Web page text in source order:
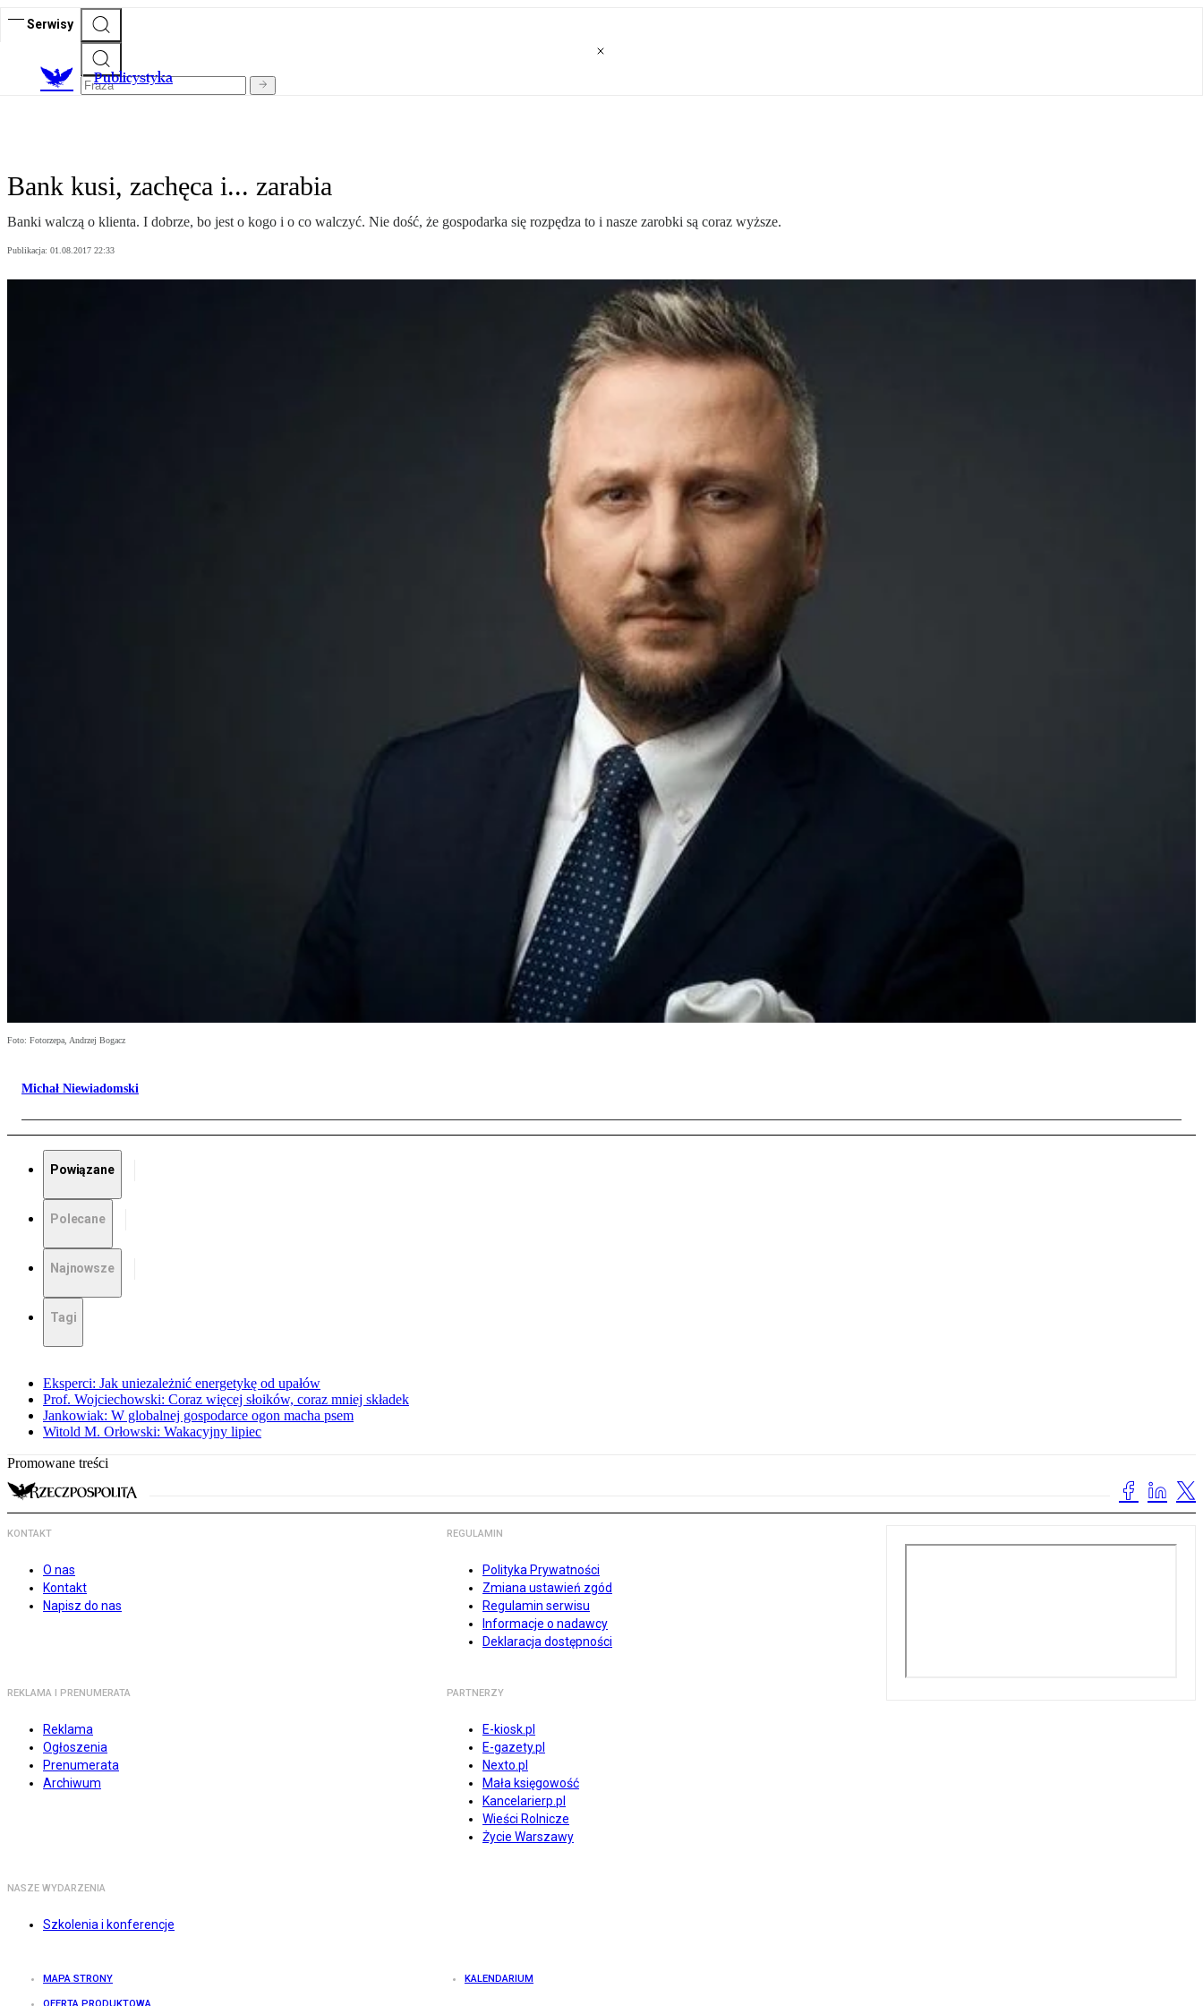
Serwisy
Publicystyka
Bank kusi, zachęca i... zarabia
Banki walczą o klienta. I dobrze, bo jest o kogo i o co walczyć. Nie dość, że gospodarka się rozpędza to i nasze zarobki są coraz wyższe.
Publikacja: 01.08.2017 22:33
Foto: Fotorzepa, Andrzej Bogacz
Michał Niewiadomski
Powiązane
Polecane
Najnowsze
Tagi
Eksperci: Jak uniezależnić energetykę od upałów
Prof. Wojciechowski: Coraz więcej słoików, coraz mniej składek
Jankowiak: W globalnej gospodarce ogon macha psem
Witold M. Orłowski: Wakacyjny lipiec
Promowane treści
KONTAKT
O nas
Kontakt
Napisz do nas
REGULAMIN
Polityka Prywatności
Zmiana ustawień zgód
Regulamin serwisu
Informacje o nadawcy
Deklaracja dostępności
REKLAMA I PRENUMERATA
Reklama
Ogłoszenia
Prenumerata
Archiwum
PARTNERZY
E-kiosk.pl
E-gazety.pl
Nexto.pl
Mała księgowość
Kancelarierp.pl
Wieści Rolnicze
Życie Warszawy
NASZE WYDARZENIA
Szkolenia i konferencje
MAPA STRONY KALENDARIUM